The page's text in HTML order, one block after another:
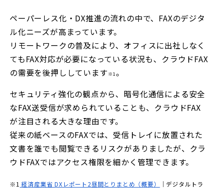
ペーパーレス化・DX推進の流れの中で、FAXのデジタ
ル化ニーズが高まっています。
リモートワークの普及により、オフィスに出社しなく
てもFAX対応が必要になっている状況も、クラウドFAX
の需要を後押ししています ※1。
セキュリティ強化の観点から、暗号化通信による安全
なFAX送受信が求められていることも、クラウドFAX
が注目される大きな理由です。
従来の紙ベースのFAXでは、受信トレイに放置された
文書を誰でも閲覧できるリスクがありましたが、クラ
ウドFAXではアクセス権限を細かく管理できます。
※1 経済産業省 DXレポート2昼間とりまとめ（概要）
｜デジタルトラ